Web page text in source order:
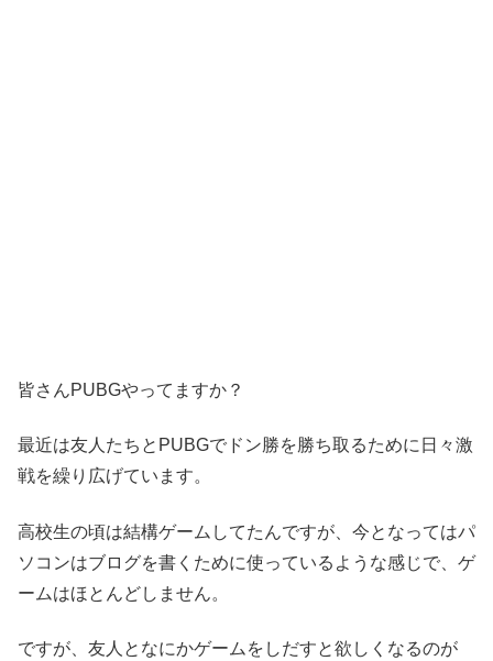
皆さんPUBGやってますか？
最近は友人たちとPUBGでドン勝を勝ち取るために日々激
戦を繰り広げています。
高校生の頃は結構ゲームしてたんですが、今となってはパ
ソコンはブログを書くために使っているような感じで、ゲ
ームはほとんどしません。
ですが、友人となにかゲームをしだすと欲しくなるのが